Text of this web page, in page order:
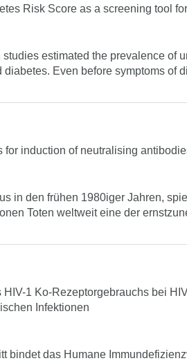
Risk Score as a screening tool
estimated the prevalence of
Even before symptoms of
for induction of neutralising
in den frühen 1980iger Jahren,
Toten weltweit eine der
1 Ko-Rezeptorgebrauchs bei
Infektionen
bindet das Humane